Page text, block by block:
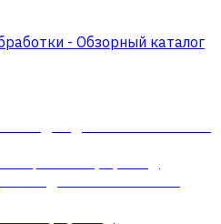
- Обзорный каталог